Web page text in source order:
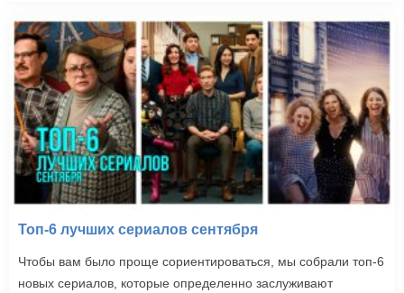
Топ-6 лучших сериалов сентября
Чтобы вам было проще сориентироваться, мы собрали топ-6
новых сериалов, которые определенно заслуживают